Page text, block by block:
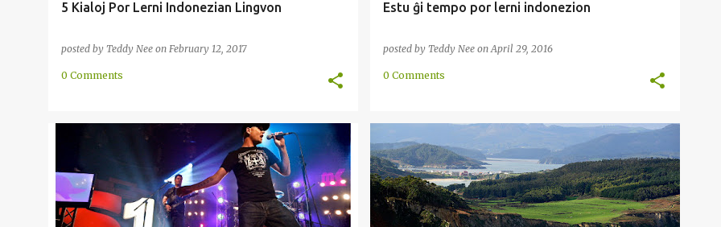
5 Kialoj Por Lerni Indonezian Lingvon
posted by Teddy Nee on February 12, 2017
0 Comments
Estu ĝi tempo por lerni indonezion
posted by Teddy Nee onApril 29, 2016
0 Comments
ESPERANTA HISPANA
KULTURO +
NEDERLANDA
AFRIKA AFRIKANSA ENKONDUKO
VORTPROVIZO